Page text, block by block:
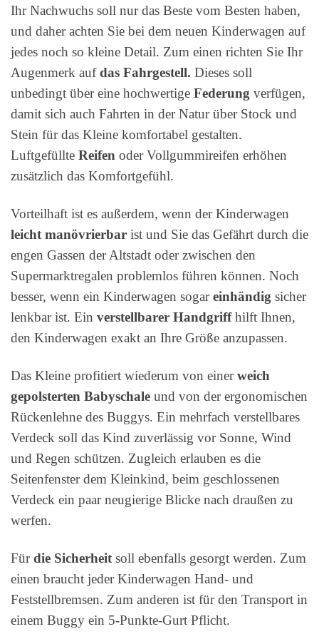
Ihr Nachwuchs soll nur das Beste vom Besten haben,
und daher achten Sie bei dem neuen Kinderwagen auf
jedes noch so kleine Detail. Zum einen richten Sie Ihr
Augenmerk aufdas Fahrgestell. Dieses soll
unbedingt über eine hochwertige Federung verfügen,
damit sich auch Fahrten in der Natur über Stock und
Stein für das Kleine komfortabel gestalten.
Luftgefüllte Reifen oder Vollgummireifen erhöhen
zusätzlich das Komfortgefühl.
Vorteilhaft ist es außerdem, wenn der Kinderwagen
leicht manövrierbar ist und Sie das Gefährt durch die
engen Gassen der Altstadt oder zwischen den
Supermarktregalen problemlos führen können. Noch
besser, wenn ein Kinderwagen sogareinhändig sicher
lenkbar ist. Ein verstellbarer Handgriffhilft Ihnen,
den Kinderwagen exakt an Ihre Größe anzupassen.
Das Kleine profitiert wiederum von einerweich
gepolsterten Babyschale und von der ergonomischen
Rückenlehne des Buggys. Ein mehrfach verstellbares
Verdeck soll das Kind zuverlässig vor Sonne, Wind
und Regen schützen. Zugleich erlauben es die
Seitenfenster dem Kleinkind, beim geschlossenen
Verdeck ein paar neugierige Blicke nach draußen zu
werfen.
Fürdie Sicherheit soll ebenfalls gesorgt werden. Zum
einen braucht jeder Kinderwagen Hand- und
Feststellbremsen. Zum anderen ist für den Transport in
einem Buggy ein 5-Punkte-Gurt Pflicht.